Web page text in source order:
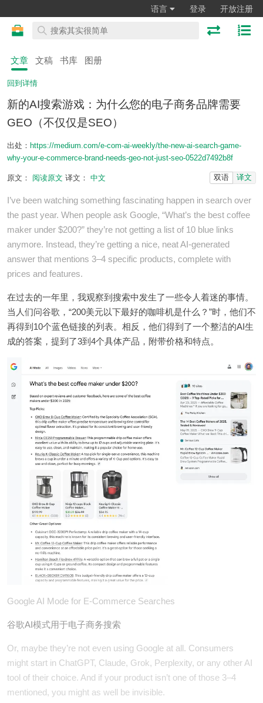
语言 登录 开放注册
文章 文稿 书库 图册
回到详情
新的AI搜索游戏：为什么您的电子商务品牌需要
GEO（不仅仅是SEO）
出处： https://medium.com/e-com-ai-weekly/the-new-ai-search-game-
why-your-e-commerce-brand-needs-geo-not-just-seo-0522d7492b8f
原文： 阅读原文 译文： 中文 双语 译文
I’ve been watching something fascinating happen in search over
the past year. When people ask Google, “What’s the best coffee
maker under $200?” they’re not getting a list of 10 blue links
anymore. Instead, they’re getting a nice, neat AI-generated
answer that mentions 3–4 specific products, complete with
prices and features.
在过去的一年里，我观察到搜索中发生了一些令人着迷的事情。
当人们问谷歌，“200美元以下最好的咖啡机是什么？”时，他们不
再得到10个蓝色链接的列表。相反，他们得到了一个整洁的AI生
成的答案，提到了3到4个具体产品，附带价格和特点。
Google AI Mode for E-Commerce Searches
谷歌AI模式用于电子商务搜索
Or, maybe they’re not even using Google at all. Consumers
might start in ChatGPT, Claude, Grok, Perplexity, or any other AI
tool of their choice. And if your product isn’t one of those 3–4
mentioned, you might as well be invisible.